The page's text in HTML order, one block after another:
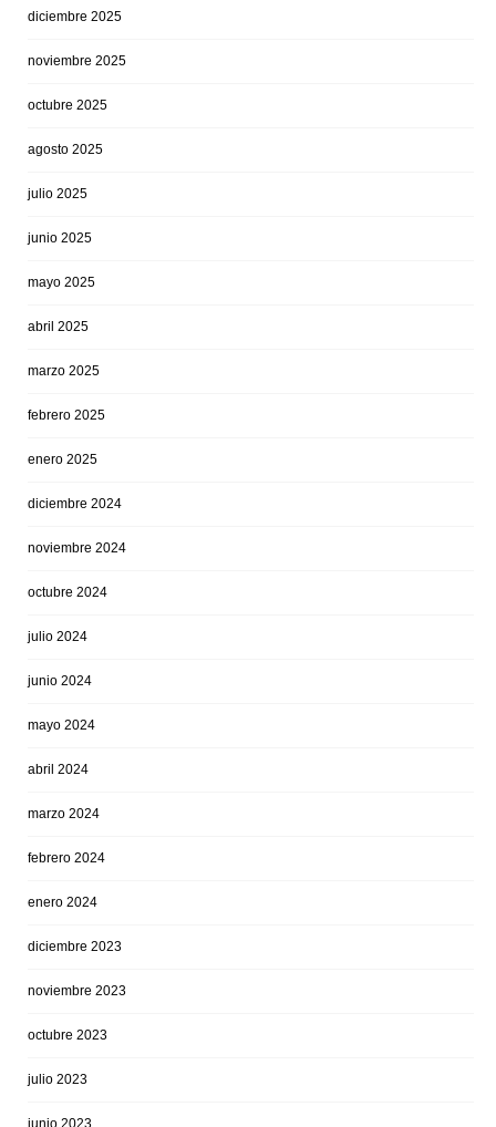
diciembre 2025
noviembre 2025
octubre 2025
agosto 2025
julio 2025
junio 2025
mayo 2025
abril 2025
marzo 2025
febrero 2025
enero 2025
diciembre 2024
noviembre 2024
octubre 2024
julio 2024
junio 2024
mayo 2024
abril 2024
marzo 2024
febrero 2024
enero 2024
diciembre 2023
noviembre 2023
octubre 2023
julio 2023
junio 2023